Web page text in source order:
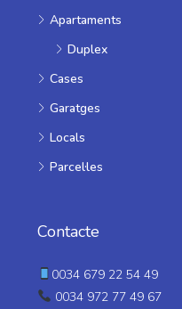
Apartaments
Duplex
Cases
Garatges
Locals
Parcel·les
Contacte
0034 679 22 54 49
0034 972 77 49 67